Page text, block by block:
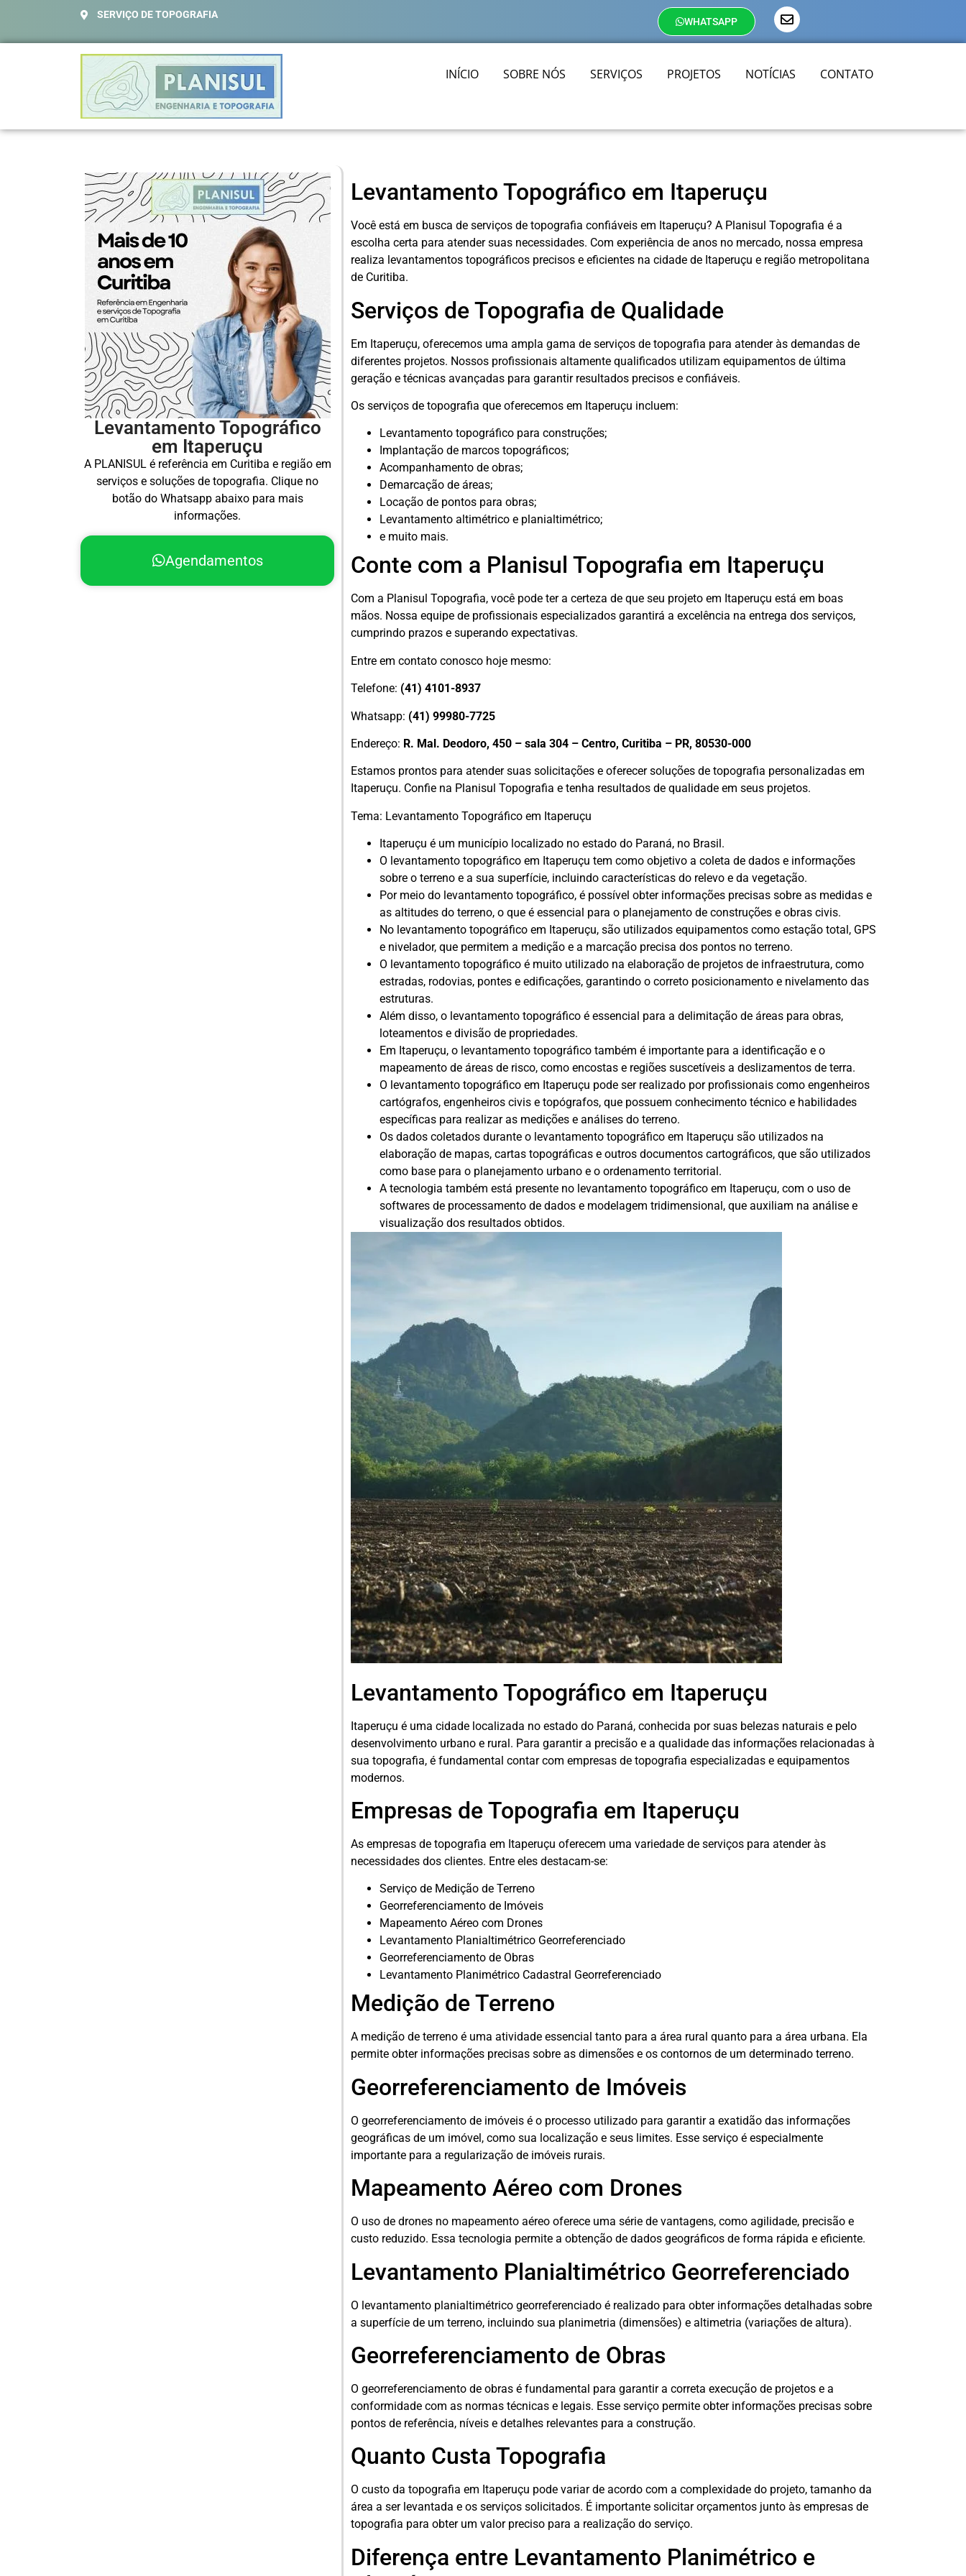
SERVIÇO DE TOPOGRAFIA
WHATSAPP
INÍCIO SOBRE NÓS SERVIÇOS PROJETOS NOTÍCIAS CONTATO
Levantamento Topográfico
em Itaperuçu
A PLANISUL é referência em Curitiba e região em
serviços e soluções de topografia. Clique no
botão do Whatsapp abaixo para mais
informações.
Agendamentos
Levantamento Topográfico em Itaperuçu
Você está em busca de serviços de topografia confiáveis em Itaperuçu? A Planisul Topografia é a
escolha certa para atender suas necessidades. Com experiência de anos no mercado, nossa empresa
realiza levantamentos topográficos precisos e eficientes na cidade de Itaperuçu e região metropolitana
de Curitiba.
Serviços de Topografia de Qualidade
Em Itaperuçu, oferecemos uma ampla gama de serviços de topografia para atender às demandas de
diferentes projetos. Nossos profissionais altamente qualificados utilizam equipamentos de última
geração e técnicas avançadas para garantir resultados precisos e confiáveis.
Os serviços de topografia que oferecemos em Itaperuçu incluem:
Levantamento topográfico para construções;
Implantação de marcos topográficos;
Acompanhamento de obras;
Demarcação de áreas;
Locação de pontos para obras;
Levantamento altimétrico e planialtimétrico;
e muito mais.
Conte com a Planisul Topografia em Itaperuçu
Com a Planisul Topografia, você pode ter a certeza de que seu projeto em Itaperuçu está em boas
mãos. Nossa equipe de profissionais especializados garantirá a excelência na entrega dos serviços,
cumprindo prazos e superando expectativas.
Entre em contato conosco hoje mesmo:
Telefone: (41) 4101-8937
Whatsapp: (41) 99980-7725
Endereço: R. Mal. Deodoro, 450 – sala 304 – Centro, Curitiba – PR, 80530-000
Estamos prontos para atender suas solicitações e oferecer soluções de topografia personalizadas em
Itaperuçu. Confie na Planisul Topografia e tenha resultados de qualidade em seus projetos.
Tema: Levantamento Topográfico em Itaperuçu
Itaperuçu é um município localizado no estado do Paraná, no Brasil.
O levantamento topográfico em Itaperuçu tem como objetivo a coleta de dados e informações
sobre o terreno e a sua superfície, incluindo características do relevo e da vegetação.
Por meio do levantamento topográfico, é possível obter informações precisas sobre as medidas e
as altitudes do terreno, o que é essencial para o planejamento de construções e obras civis.
No levantamento topográfico em Itaperuçu, são utilizados equipamentos como estação total, GPS
e nivelador, que permitem a medição e a marcação precisa dos pontos no terreno.
O levantamento topográfico é muito utilizado na elaboração de projetos de infraestrutura, como
estradas, rodovias, pontes e edificações, garantindo o correto posicionamento e nivelamento das
estruturas.
Além disso, o levantamento topográfico é essencial para a delimitação de áreas para obras,
loteamentos e divisão de propriedades.
Em Itaperuçu, o levantamento topográfico também é importante para a identificação e o
mapeamento de áreas de risco, como encostas e regiões suscetíveis a deslizamentos de terra.
O levantamento topográfico em Itaperuçu pode ser realizado por profissionais como engenheiros
cartógrafos, engenheiros civis e topógrafos, que possuem conhecimento técnico e habilidades
específicas para realizar as medições e análises do terreno.
Os dados coletados durante o levantamento topográfico em Itaperuçu são utilizados na
elaboração de mapas, cartas topográficas e outros documentos cartográficos, que são utilizados
como base para o planejamento urbano e o ordenamento territorial.
A tecnologia também está presente no levantamento topográfico em Itaperuçu, com o uso de
softwares de processamento de dados e modelagem tridimensional, que auxiliam na análise e
visualização dos resultados obtidos.
Levantamento Topográfico em Itaperuçu
Itaperuçu é uma cidade localizada no estado do Paraná, conhecida por suas belezas naturais e pelo
desenvolvimento urbano e rural. Para garantir a precisão e a qualidade das informações relacionadas à
sua topografia, é fundamental contar com empresas de topografia especializadas e equipamentos
modernos.
Empresas de Topografia em Itaperuçu
As empresas de topografia em Itaperuçu oferecem uma variedade de serviços para atender às
necessidades dos clientes. Entre eles destacam-se:
Serviço de Medição de Terreno
Georreferenciamento de Imóveis
Mapeamento Aéreo com Drones
Levantamento Planialtimétrico Georreferenciado
Georreferenciamento de Obras
Levantamento Planimétrico Cadastral Georreferenciado
Medição de Terreno
A medição de terreno é uma atividade essencial tanto para a área rural quanto para a área urbana. Ela
permite obter informações precisas sobre as dimensões e os contornos de um determinado terreno.
Georreferenciamento de Imóveis
O georreferenciamento de imóveis é o processo utilizado para garantir a exatidão das informações
geográficas de um imóvel, como sua localização e seus limites. Esse serviço é especialmente
importante para a regularização de imóveis rurais.
Mapeamento Aéreo com Drones
O uso de drones no mapeamento aéreo oferece uma série de vantagens, como agilidade, precisão e
custo reduzido. Essa tecnologia permite a obtenção de dados geográficos de forma rápida e eficiente.
Levantamento Planialtimétrico Georreferenciado
O levantamento planialtimétrico georreferenciado é realizado para obter informações detalhadas sobre
a superfície de um terreno, incluindo sua planimetria (dimensões) e altimetria (variações de altura).
Georreferenciamento de Obras
O georreferenciamento de obras é fundamental para garantir a correta execução de projetos e a
conformidade com as normas técnicas e legais. Esse serviço permite obter informações precisas sobre
pontos de referência, níveis e detalhes relevantes para a construção.
Quanto Custa Topografia
O custo da topografia em Itaperuçu pode variar de acordo com a complexidade do projeto, tamanho da
área a ser levantada e os serviços solicitados. É importante solicitar orçamentos junto às empresas de
topografia para obter um valor preciso para a realização do serviço.
Diferença entre Levantamento Planimétrico e